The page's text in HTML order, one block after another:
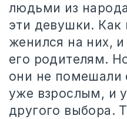
людьми из
эти девушки. Как
женился на них,
его родителям.
они не помешали
уже взрослым, и
другого выбора.